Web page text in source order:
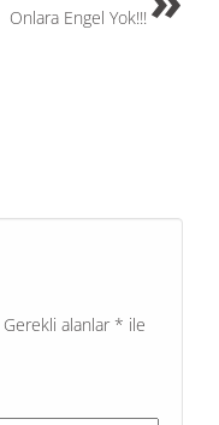
Onlara Engel Yok!!!
Gerekli alanlar * ile